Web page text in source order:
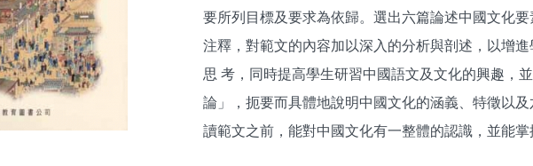
要所列目標及要求為依歸。選出六篇論述中國文化
注釋，對範文的內容加以深入的分析與剖述，以增
思 考，同時提高學生研習中國語文及文化的興趣，
論」，扼要而具體地說明中國文化的涵義、特徵以
讀範文之前，能對中國文化有一整體的認識，並能掌